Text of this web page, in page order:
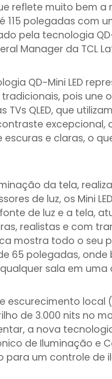
reflete muito bem a
115 polegadas com
pela tecnologia QD-
Manager da TCL
QD-Mini LED
tradicionais, pois une
TVs QLED, que
excepcional,
e claras, o
da tela,
de luz, os Mini
de luz e a tela,
realistas e com
mostra todo o seu
65 polegadas, onde
sala em
escurecimento local
de 3.000 nits no
a nova
de Iluminação e
para um controle de